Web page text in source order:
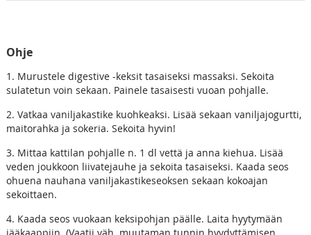
Ohje
1. Murustele digestive -keksit tasaiseksi massaksi. Sekoita
sulatetun voin sekaan. Painele tasaisesti vuoan pohjalle.
2. Vatkaa vaniljakastike kuohkeaksi. Lisää sekaan vaniljajogurtti,
maitorahka ja sokeria. Sekoita hyvin!
3. Mittaa kattilan pohjalle n. 1 dl vettä ja anna kiehua. Lisää
veden joukkoon liivatejauhe ja sekoita tasaiseksi. Kaada seos
ohuena nauhana vaniljakastikeseoksen sekaan kokoajan
sekoittaen.
4. Kaada seos vuokaan keksipohjan päälle. Laita hyytymään